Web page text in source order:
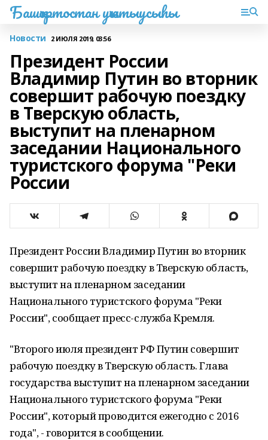
Башҡортостан уҡытыусыһы
Новости 2 ИЮЛЯ 2019, 03:56
Президент России
Владимир Путин во вторник
совершит рабочую поездку
в Тверскую область,
выступит на пленарном
заседании Национального
туристского форума "Реки
России
Президент России Владимир Путин во вторник
совершит рабочую поездку в Тверскую область,
выступит на пленарном заседании
Национального туристского форума "Реки
России", сообщает пресс-служба Кремля.
"Второго июля президент РФ Путин совершит
рабочую поездку в Тверскую область. Глава
государства выступит на пленарном заседании
Национального туристского форума "Реки
России", который проводится ежегодно с 2016
года", - говорится в сообщении.